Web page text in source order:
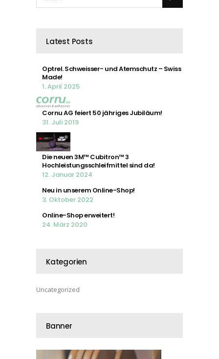
Latest Posts
Optrel. Schweisser- und Atemschutz – Swiss
Made!
1. April 2025
Cornu AG feiert 50 jähriges Jubiläum!
31. Juli 2019
Die neuen 3M™ Cubitron™ 3
Hochleistungsschleifmittel sind da!
12. Januar 2024
Neu in unserem Online-Shop!
3. Oktober 2022
Online-Shop erweitert!
24. März 2020
Kategorien
Uncategorized
Banner